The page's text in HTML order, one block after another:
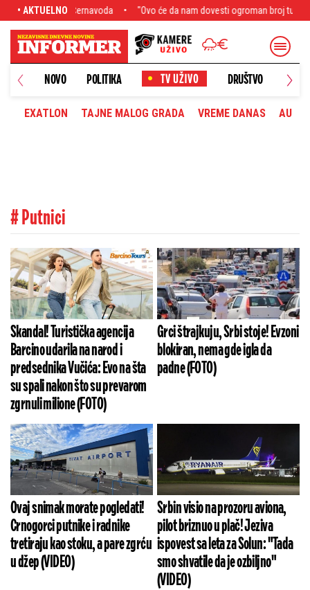
• AKTUELNO "Ovo će da nam dovesti ogroman broj turista": Predsednik
NOVO POLITIKA DRUŠTVO
EXATLON TAJNE MALOG GRADA VREME DANAS
# Putnici
Skandal! Turistička agencija
Barcino udarila na narod i
predsednika Vučića: Evo na šta
su spali nakon što su prevarom
zgrnuli milione (FOTO)
Grci štrajkuju, Srbi stoje! Evzoni
blokiran, nema gde igla da
padne (FOTO)
Ovaj snimak morate pogledati!
Crnogorci putnike i radnike
tretiraju kao stoku, a pare zgrću
u džep (VIDEO)
Srbin visio na prozoru aviona,
pilot briznuo u plač! Jeziva
ispovest sa leta za Solun: "Tada
smo shvatile da je ozbiljno"
(VIDEO)